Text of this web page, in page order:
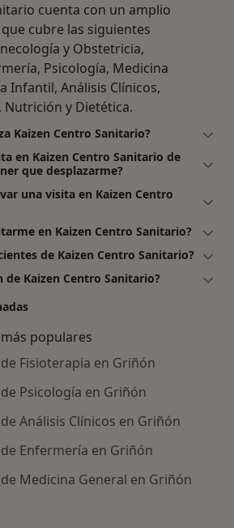
cuenta con un amplio
cubre las siguientes
y Obstetricia,
Psicología, Medicina
Infantil, Análisis Clínicos,
Nutrición y Dietética.
Kaizen Centro Sanitario?
en Kaizen Centro Sanitario de
que desplazarme?
una visita en Kaizen Centro
en Kaizen Centro Sanitario?
de Kaizen Centro Sanitario?
de Kaizen Centro Sanitario?
populares
Fisioterapia en Griñón
Psicología en Griñón
Análisis Clínicos en Griñón
Enfermería en Griñón
Medicina General en Griñón